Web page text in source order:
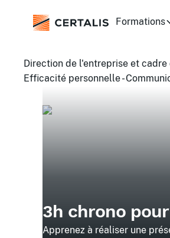
Formations
Direction de l'entreprise et
Efficacité personnelle -
3h chrono
Apprenez à réaliser une